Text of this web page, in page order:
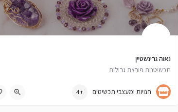
נאוה גרינשטיין
תכשיטנות פורצת גבולות
052-8396268
חנויות ומעצבי תכשיטים +4